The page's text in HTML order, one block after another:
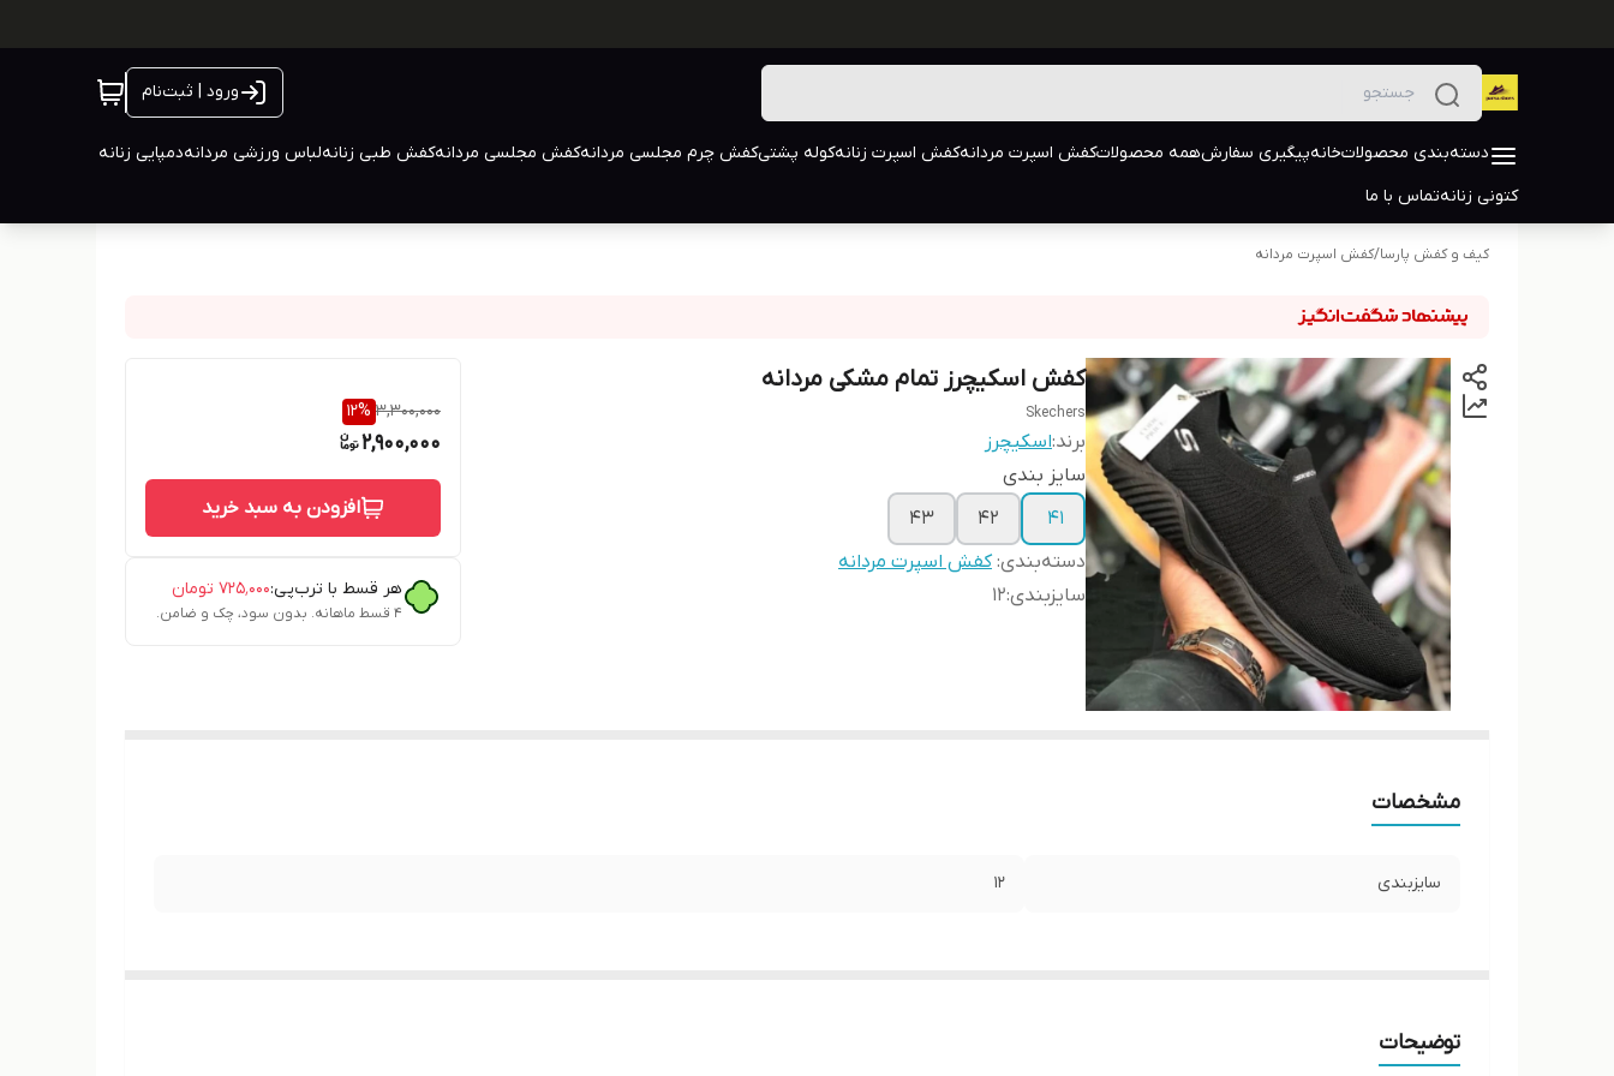
ورود | ثبت‌نام
دسته‌بندی محصولاتخانهپیگیری سفارشهمه محصولاتکفش اسپرت مردانهکفش اسپرت زنانهکوله پشتیکفش چرم مجلسی مردانهکفش مجلسی مردانهکفش طبی زنانهلباس ورزشی مردانهدمپایی زنانه
کتونی زنانهتماس با ما
کیف و کفش پارسا/کفش اسپرت مردانه
کفش اسکیچرز تمام مشکی مردانه
Skechers
برند:اسکیچرز
سایز بندی
۴۱
۴۲
۴۳
دسته‌بندی:کفش اسپرت مردانه
سایزبندی:
12
3,300,000
12%
2,900,000
افزودن به سبد خرید
هر قسط با ترب‌پی:۷۲۵٬۰۰۰ تومان
۴ قسط ماهانه. بدون سود، چک و ضامن.
مشخصات
سایزبندی 12
توضیحات